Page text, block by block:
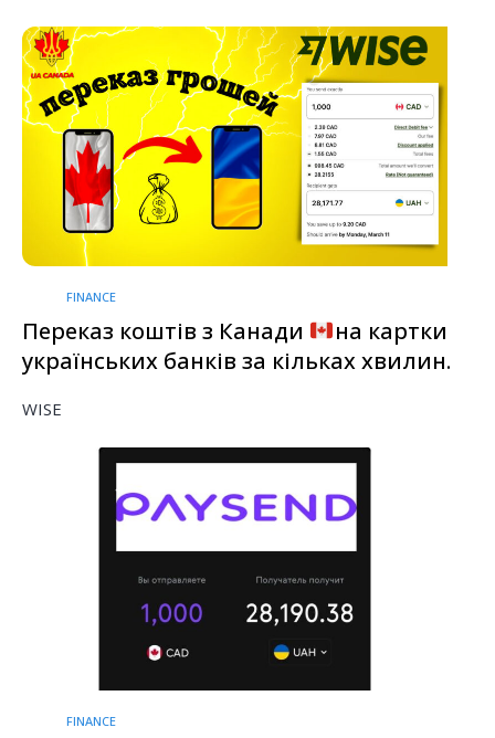
FINANCE
Переказ коштів з Канади
на картки
українських банків за кільках хвилин.
WISE
FINANCE